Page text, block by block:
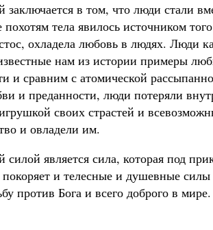
заключается в том, что люди стали
тела явилось источником
охладела любовь в людях. Люди
нам из истории примеры
и сравним с атомической
и преданности, люди потеряли
своих страстей и
и овладели им.
является сила, которая под
и телесные и душевные
против Бога и всего доброго в